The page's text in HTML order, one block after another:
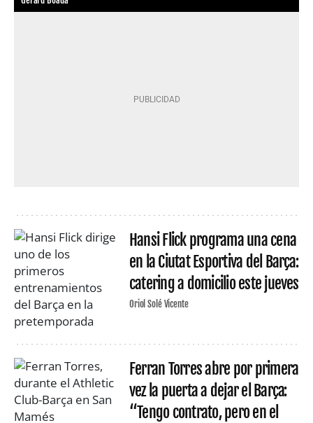
Hansi Flick programa una cena
en la Ciutat Esportiva del Barça:
catering a domicilio este jueves
Oriol Solé Vicente
Ferran Torres abre por primera
vez la puerta a dejar el Barça:
“Tengo contrato, pero en el